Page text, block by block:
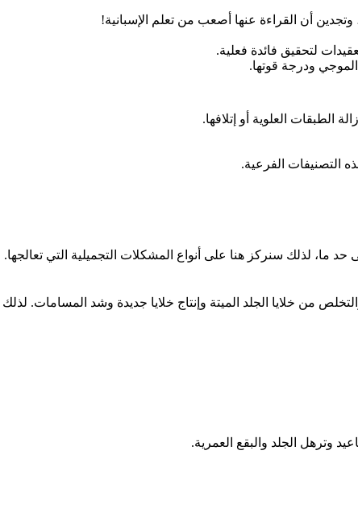
أن القراءة عنها أصعب من تعلم الإسبانية!
لتحقيق فائدة فعلية.
ودرجة قوتها.
الطبقات العلوية أو إتلافها.
التصنيفات الفرعية.
ما، لذلك سنركز هنا على أنواع المشكلات التجميلية التي تعالجها.
من خلايا الجلد الميتة وإنتاج خلايا جديدة وشد المسامات. لذلك
وترهل الجلد والبقع العمرية.